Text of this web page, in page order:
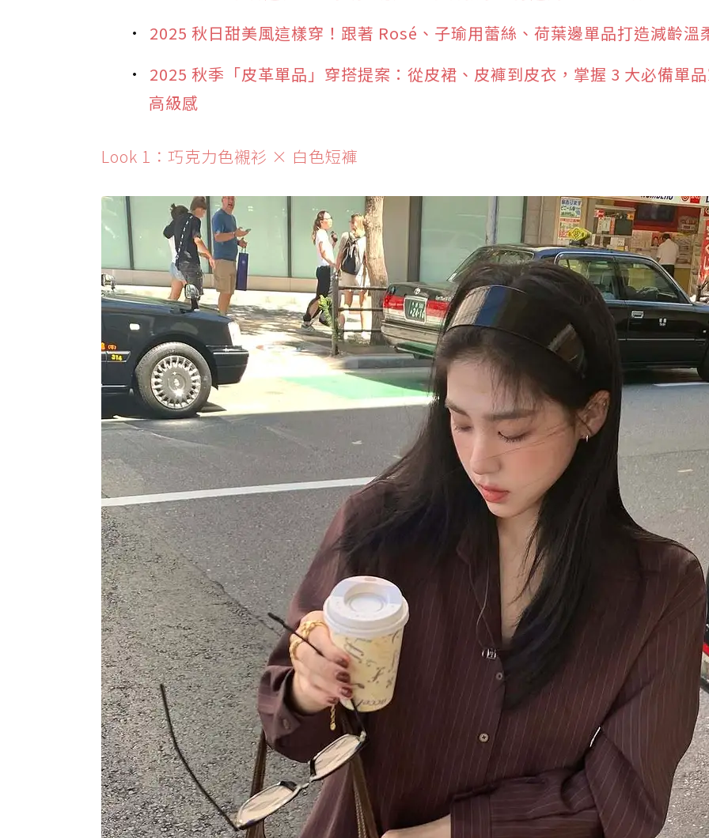
2025 秋日甜美風這樣穿！跟著 Rosé、子瑜用蕾絲、荷葉邊單品打造減齡溫
2025 秋季「皮革單品」穿搭提案：從皮裙、皮褲到皮衣，掌握 3 大必備單
高級感
Look 1：巧克力色襯衫 × 白色短褲